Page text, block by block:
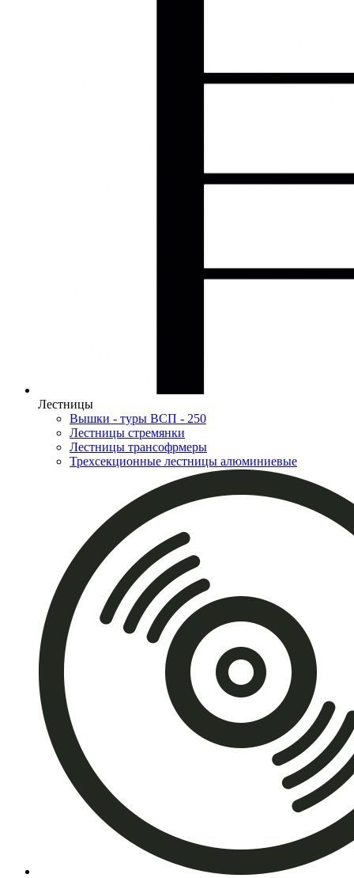
Лестницы
Вышки - туры ВСП - 250
Лестницы стремянки
Лестницы трансофрмеры
Трехсекционные лестницы алюминиевые